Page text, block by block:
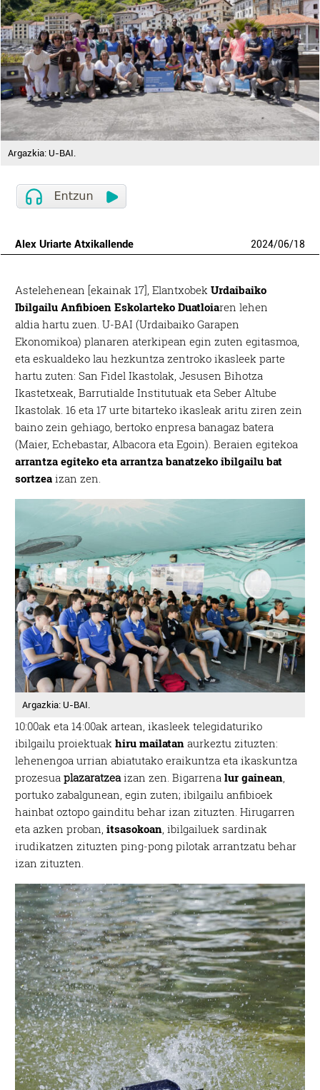
Argazkia: U-BAI.
Alex Uriarte Atxikallende 2024/06/18
Astelehenean [ekainak 17], ElantxobekUrdaibaiko
Ibilgailu Anfibioen Eskolarteko Duatloiaren lehen
aldia hartu zuen. U-BAI (Urdaibaiko Garapen
Ekonomikoa) planaren aterkipean egin zuten egitasmoa,
eta eskualdeko lau hezkuntza zentroko ikasleek parte
hartu zuten: San Fidel Ikastolak, Jesusen Bihotza
Ikastetxeak, Barrutialde Institutuak eta Seber Altube
Ikastolak. 16 eta 17 urte bitarteko ikasleak aritu ziren zein
baino zein gehiago, bertoko enpresa banagaz batera
(Maier, Echebastar, Albacora eta Egoin). Beraien egitekoa
arrantza egiteko eta arrantza banatzeko ibilgailu bat
sortzea izan zen.
Argazkia: U-BAI.
10:00ak eta 14:00ak artean, ikasleek telegidaturiko
ibilgailu proiektuakhiru mailatan aurkeztu zituzten:
lehenengoa urrian abiatutako eraikuntza eta ikaskuntza
prozesuaplazaratzeaizan zen. Bigarrena lur gainean,
portuko zabalgunean, egin zuten; ibilgailu anfibioek
hainbat oztopo gainditu behar izan zituzten. Hirugarren
eta azken proban,itsasokoan, ibilgailuek sardinak
irudikatzen zituzten ping-pong pilotak arrantzatu behar
izan zituzten.